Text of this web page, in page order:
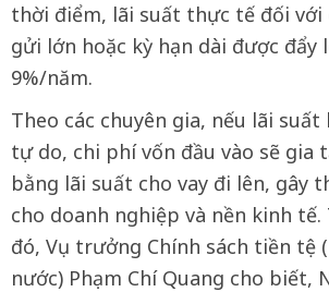
thời điểm, lãi suất thực tế đối với
gửi lớn hoặc kỳ hạn dài được đẩy
9%/năm.
Theo các chuyên gia, nếu lãi
tự do, chi phí vốn đầu vào sẽ gia
bằng lãi suất cho vay đi lên, gây
cho doanh nghiệp và nền kinh
đó, Vụ trưởng Chính sách tiền tệ
nước) Phạm Chí Quang cho biết,